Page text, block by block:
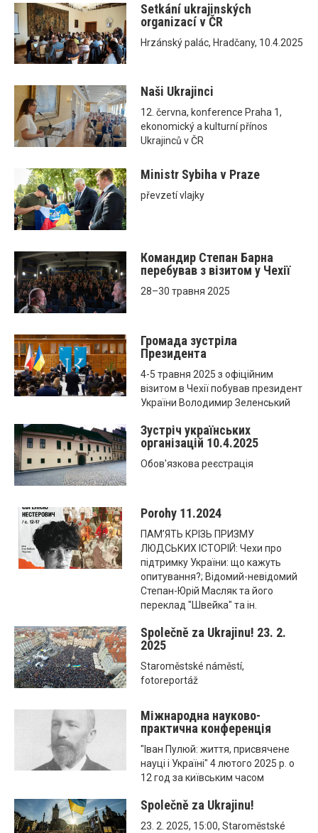
Setkání ukrajinských
organizací v ČR
Hrzánský palác, Hradčany, 10.4.2025
Naši Ukrajinci
12. června, konference Praha 1,
ekonomický a kulturní přínos
Ukrajinců v ČR
Ministr Sybiha v Praze
převzetí vlajky
Командир Степан Барна
перебував з візитом у Чехії
28–30 травня 2025
Громада зустріла
Президента
4-5 травня 2025 з офіційним
візитом в Чехії побував президент
України Володимир Зеленський
Зустріч українських
організацій 10.4.2025
Обов'язкова реєстрація
Porohy 11.2024
ПАМ’ЯТЬ КРІЗЬ ПРИЗМУ
ЛЮДСЬКИХ ІСТОРІЙ: Чехи про
підтримку України: що кажуть
опитування?; Відомий-невідомий
Степан-Юрій Масляк та його
переклад "Швейка" та ін.
Společně za Ukrajinu! 23. 2.
2025
Staroměstské náměstí,
fotoreportáž
Міжнародна науково-
практична конференція
"Іван Пулюй: життя, присвячене
науці і Україні" 4 лютого 2025 р. о
12 год за київським часом
Společně za Ukrajinu!
23. 2. 2025, 15:00, Staroměstské